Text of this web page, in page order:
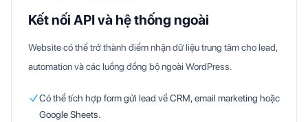
Kết nối API và hệ thống ngoài
Website có thể trở thành điểm nhận dữ liệu trung tâm cho lead,
automation và các luồng đồng bộ ngoài WordPress.
Có thể tích hợp form gửi lead về CRM, email marketing hoặc
Google Sheets.